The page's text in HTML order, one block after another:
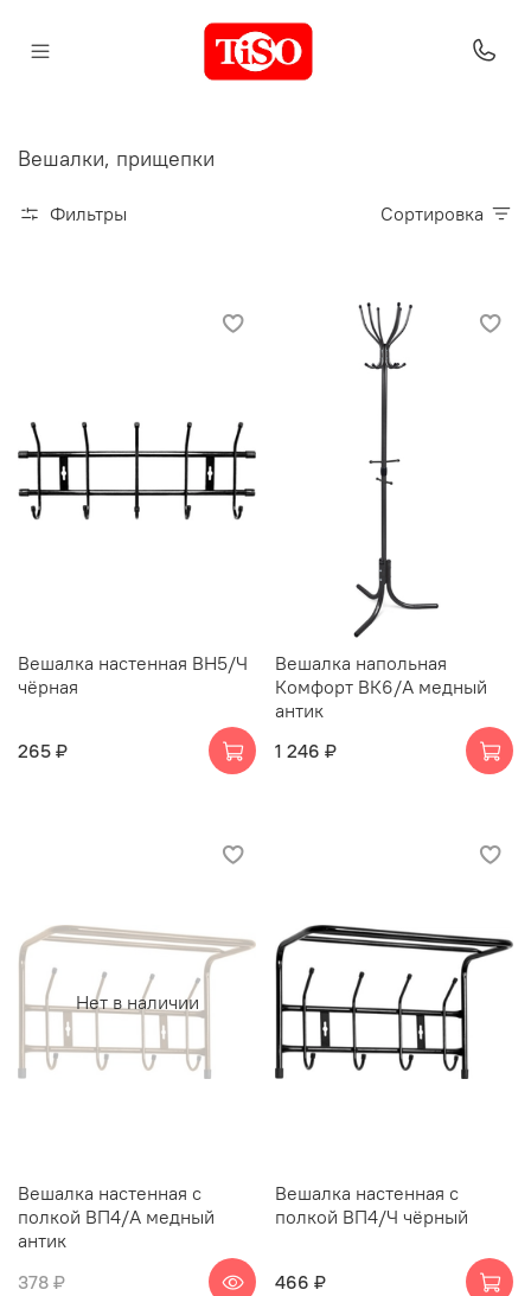
Вешалки, прищепки
Фильтры Сортировка
Вешалка настенная ВН5/Ч
чёрная
265 ₽
Вешалка напольная
Комфорт ВК6/А медный
антик
1 246 ₽
Нет в наличии
Вешалка настенная с
полкой ВП4/А медный
антик
378 ₽
Вешалка настенная с
полкой ВП4/Ч чёрный
466 ₽